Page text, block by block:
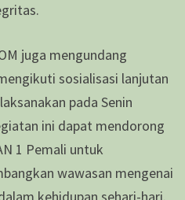
juga mengundang
sosialisasi lanjutan
pada Senin
ini dapat mendorong
1 Pemali untuk
wawasan mengenai